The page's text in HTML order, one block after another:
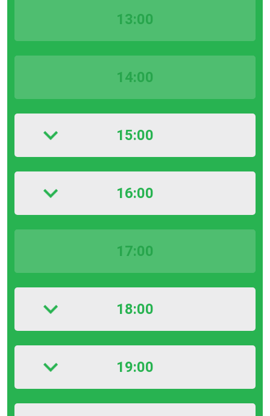
13:00
14:00
15:00
16:00
17:00
18:00
19:00